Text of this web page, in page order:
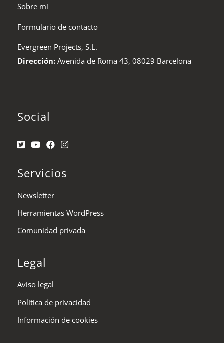
Sobre mí
Formulario de contacto
Evergreen Projects, S.L.
Dirección: Avenida de Roma 43, 08029 Barcelona
Social
Servicios
Newsletter
Herramientas WordPress
Comunidad privada
Legal
Aviso legal
Política de privacidad
Información de cookies